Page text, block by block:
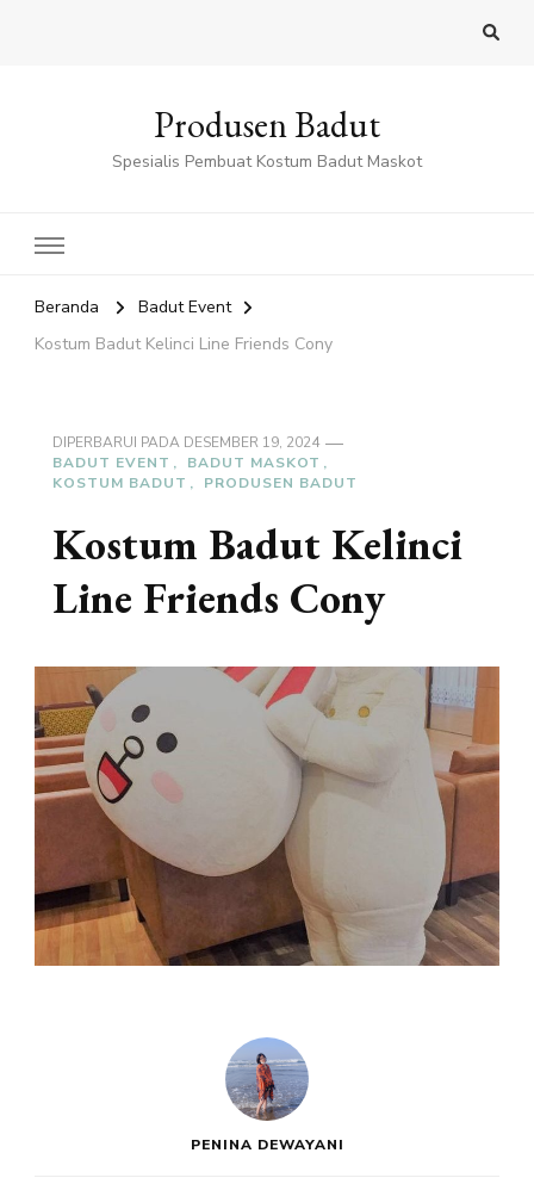
Produsen Badut
Spesialis Pembuat Kostum Badut Maskot
Beranda
Badut Event
Kostum Badut Kelinci Line Friends Cony
DIPERBARUI PADA DESEMBER 19, 2024
BADUT EVENT
BADUT MASKOT
KOSTUM BADUT
PRODUSEN BADUT
Kostum Badut Kelinci
Line Friends Cony
PENINA DEWAYANI